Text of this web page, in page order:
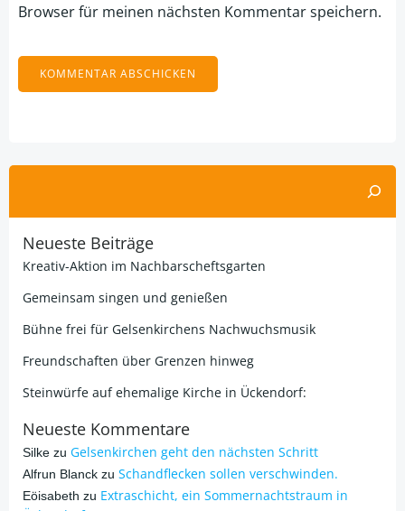
Browser für meinen nächsten Kommentar speichern.
Neueste Beiträge
Kreativ-Aktion im Nachbarscheftsgarten
Gemeinsam singen und genießen
Bühne frei für Gelsenkirchens Nachwuchsmusik
Freundschaften über Grenzen hinweg
Steinwürfe auf ehemalige Kirche in Ückendorf:
Neueste Kommentare
Silke zu Gelsenkirchen geht den nächsten Schritt
Alfrun Blanck zu Schandflecken sollen verschwinden.
Eöisabeth zu Extraschicht, ein Sommernachtstraum in